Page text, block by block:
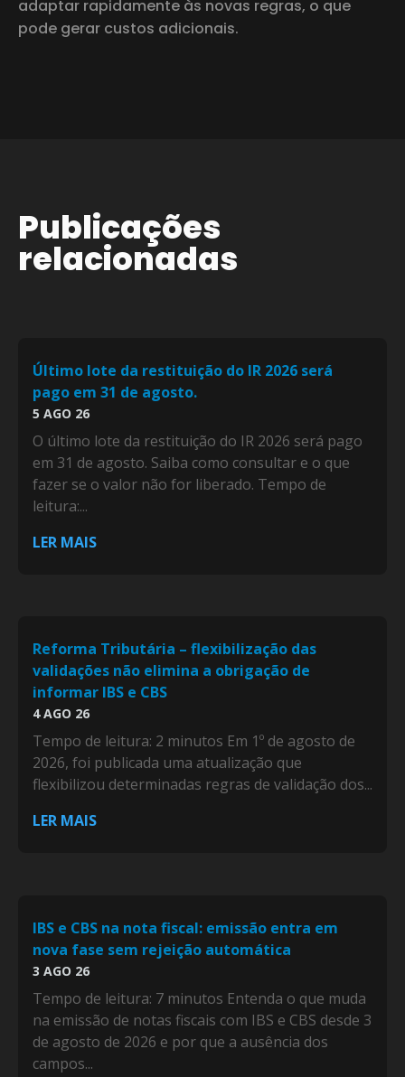
adaptar rapidamente às novas regras, o que
pode gerar custos adicionais.
Publicações
relacionadas
Último lote da restituição do IR 2026 será
pago em 31 de agosto.
5 AGO 26
O último lote da restituição do IR 2026 será pago
em 31 de agosto. Saiba como consultar e o que
fazer se o valor não for liberado. Tempo de
leitura:...
LER MAIS
Reforma Tributária – flexibilização das
validações não elimina a obrigação de
informar IBS e CBS
4 AGO 26
Tempo de leitura: 2 minutos Em 1º de agosto de
2026, foi publicada uma atualização que
flexibilizou determinadas regras de validação dos...
LER MAIS
IBS e CBS na nota fiscal: emissão entra em
nova fase sem rejeição automática
3 AGO 26
Tempo de leitura: 7 minutos Entenda o que muda
na emissão de notas fiscais com IBS e CBS desde 3
de agosto de 2026 e por que a ausência dos
campos...